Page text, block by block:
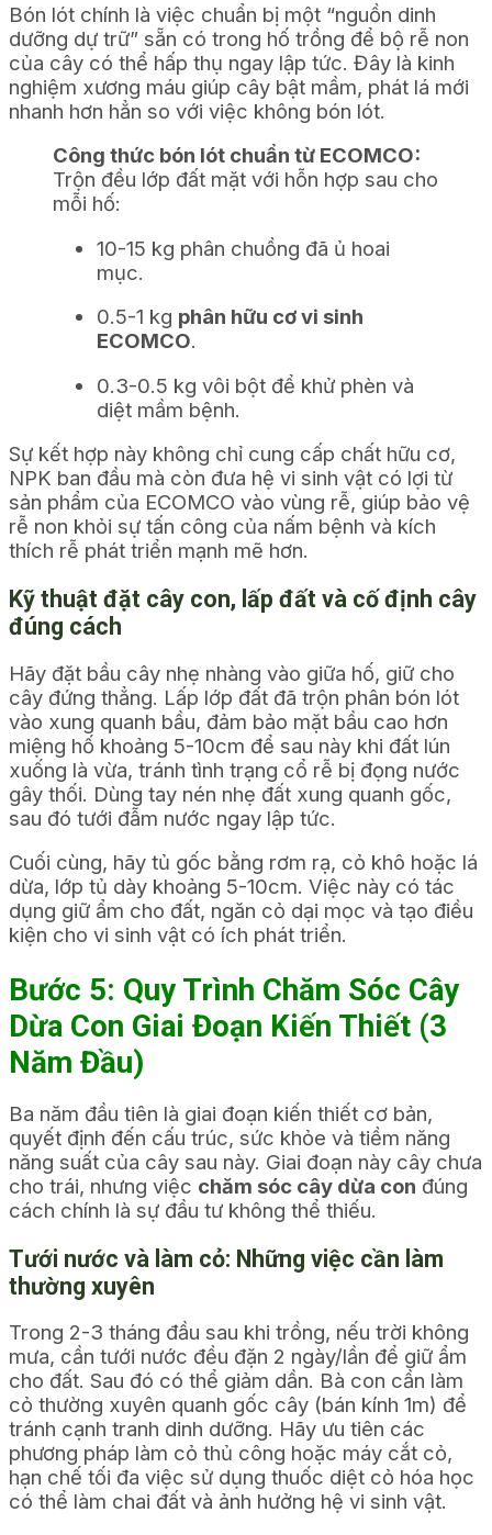
Bón lót chính là việc chuẩn bị một “nguồn dinh
dưỡng dự trữ” sẵn có trong hố trồng để bộ rễ non
của cây có thể hấp thụ ngay lập tức. Đây là kinh
nghiệm xương máu giúp cây bật mầm, phát lá mới
nhanh hơn hẳn so với việc không bón lót.
Công thức bón lót chuẩn từ ECOMCO:
Trộn đều lớp đất mặt với hỗn hợp sau cho
mỗi hố:
10-15 kg phân chuồng đã ủ hoai
mục.
0.5-1 kg phân hữu cơ vi sinh
ECOMCO.
0.3-0.5 kg vôi bột để khử phèn và
diệt mầm bệnh.
Sự kết hợp này không chỉ cung cấp chất hữu cơ,
NPK ban đầu mà còn đưa hệ vi sinh vật có lợi từ
sản phẩm của ECOMCO vào vùng rễ, giúp bảo vệ
rễ non khỏi sự tấn công của nấm bệnh và kích
thích rễ phát triển mạnh mẽ hơn.
Kỹ thuật đặt cây con, lấp đất và cố định cây
đúng cách
Hãy đặt bầu cây nhẹ nhàng vào giữa hố, giữ cho
cây đứng thẳng. Lấp lớp đất đã trộn phân bón lót
vào xung quanh bầu, đảm bảo mặt bầu cao hơn
miệng hố khoảng 5-10cm để sau này khi đất lún
xuống là vừa, tránh tình trạng cổ rễ bị đọng nước
gây thối. Dùng tay nén nhẹ đất xung quanh gốc,
sau đó tưới đẫm nước ngay lập tức.
Cuối cùng, hãy tủ gốc bằng rơm rạ, cỏ khô hoặc lá
dừa, lớp tủ dày khoảng 5-10cm. Việc này có tác
dụng giữ ẩm cho đất, ngăn cỏ dại mọc và tạo điều
kiện cho vi sinh vật có ích phát triển.
Bước 5: Quy Trình Chăm Sóc Cây
Dừa Con Giai Đoạn Kiến Thiết (3
Năm Đầu)
Ba năm đầu tiên là giai đoạn kiến thiết cơ bản,
quyết định đến cấu trúc, sức khỏe và tiềm năng
năng suất của cây sau này. Giai đoạn này cây chưa
cho trái, nhưng việc chăm sóc cây dừa con đúng
cách chính là sự đầu tư không thể thiếu.
Tưới nước và làm cỏ: Những việc cần làm
thường xuyên
Trong 2-3 tháng đầu sau khi trồng, nếu trời không
mưa, cần tưới nước đều đặn 2 ngày/lần để giữ ẩm
cho đất. Sau đó có thể giảm dần. Bà con cần làm
cỏ thường xuyên quanh gốc cây (bán kính 1m) để
tránh cạnh tranh dinh dưỡng. Hãy ưu tiên các
phương pháp làm cỏ thủ công hoặc máy cắt cỏ,
hạn chế tối đa việc sử dụng thuốc diệt cỏ hóa học
có thể làm chai đất và ảnh hưởng hệ vi sinh vật.